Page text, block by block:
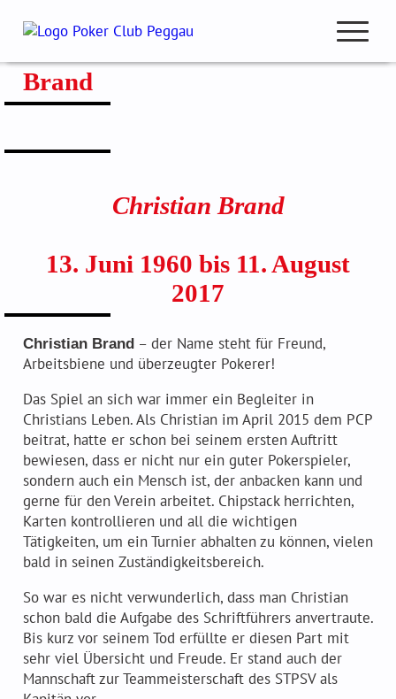
Inhalt
open
Pokercup & Masters
Mitglieder
Hall of Fame
Ranglisten
Spielmodus
Der PokerClubPeggau – 20 Jahre jung
Freunde & Sponsoren
Regelwerk
Tipps und Tricks
Brand
Christian Brand
13. Juni 1960 bis 11. August
2017
Christian Brand– der Name steht für Freund,
Arbeitsbiene und überzeugter Pokerer!
Das Spiel an sich war immer ein Begleiter in
Christians Leben. Als Christian im April 2015 dem PCP
beitrat, hatte er schon bei seinem ersten Auftritt
bewiesen, dass er nicht nur ein guter Pokerspieler,
sondern auch ein Mensch ist, der anbacken kann und
gerne für den Verein arbeitet. Chipstack herrichten,
Karten kontrollieren und all die wichtigen
Tätigkeiten, um ein Turnier abhalten zu können, vielen
bald in seinen Zuständigkeitsbereich.
So war es nicht verwunderlich, dass man Christian
schon bald die Aufgabe des Schriftführers anvertraute.
Bis kurz vor seinem Tod erfüllte er diesen Part mit
sehr viel Übersicht und Freude. Er stand auch der
Mannschaft zur Teammeisterschaft des STPSV als